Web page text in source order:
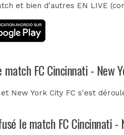
et bien d'autres EN LIVE
FC Cincinnati - New
New York City FC s'est
le match FC Cincinnati -